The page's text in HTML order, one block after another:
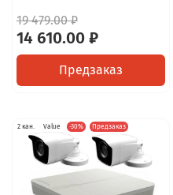
19 479.00 ₽
14 610.00 ₽
Предзаказ
2 кан. Value -30% Предзаказ